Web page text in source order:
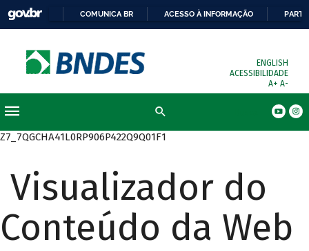
COMUNICA BR ACESSO À INFORMAÇÃO
ENGLISH
ACESSIBILIDADE
A+ A-
Z7_7QGCHA41L0RP906P422Q9Q01F1
Visualizador do
Conteúdo da Web